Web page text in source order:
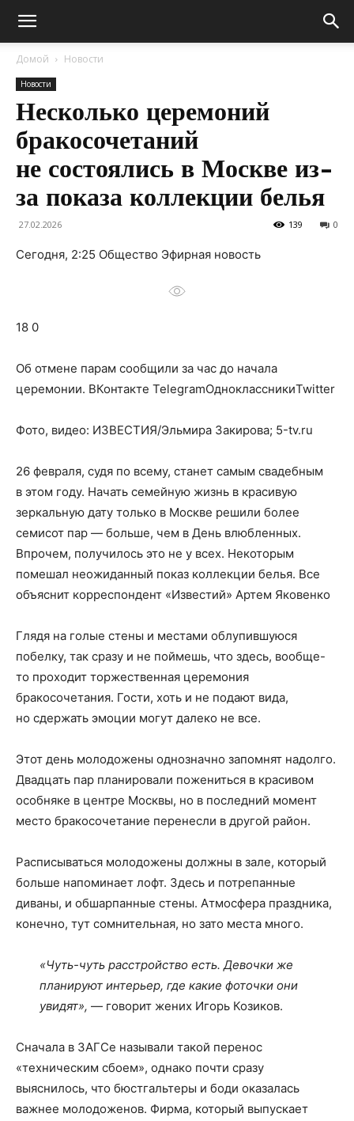
Домой Новости
Новости
Несколько церемоний
бракосочетаний
не состоялись в Москве из-
за показа коллекции белья
27.02.2026 0
139
Сегодня, 2:25 Общество Эфирная новость
18 0
Об отмене парам сообщили за час до начала
церемонии. ВКонтакте TelegramОдноклассникиTwitter
Фото, видео: ИЗВЕСТИЯ/Эльмира Закирова; 5-tv.ru
26 февраля, судя по всему, станет самым свадебным
в этом году. Начать семейную жизнь в красивую
зеркальную дату только в Москве решили более
семисот пар — больше, чем в День влюбленных.
Впрочем, получилось это не у всех. Некоторым
помешал неожиданный показ коллекции белья. Все
объяснит корреспондент «Известий» Артем Яковенко
Глядя на голые стены и местами облупившуюся
побелку, так сразу и не поймешь, что здесь, вообще-
то проходит торжественная церемония
бракосочетания. Гости, хоть и не подают вида,
но сдержать эмоции могут далеко не все.
Этот день молодожены однозначно запомнят надолго.
Двадцать пар планировали пожениться в красивом
особняке в центре Москвы, но в последний момент
место бракосочетание перенесли в другой район.
Расписываться молодожены должны в зале, который
больше напоминает лофт. Здесь и потрепанные
диваны, и обшарпанные стены. Атмосфера праздника,
конечно, тут сомнительная, но зато места много.
«Чуть-чуть расстройство есть. Девочки же
планируют интерьер, где какие фоточки они
увидят», — говорит жених Игорь Козиков.
Сначала в ЗАГСе называли такой перенос
«техническим сбоем», однако почти сразу
выяснилось, что бюстгальтеры и боди оказалась
важнее молодоженов. Фирма, который выпускает